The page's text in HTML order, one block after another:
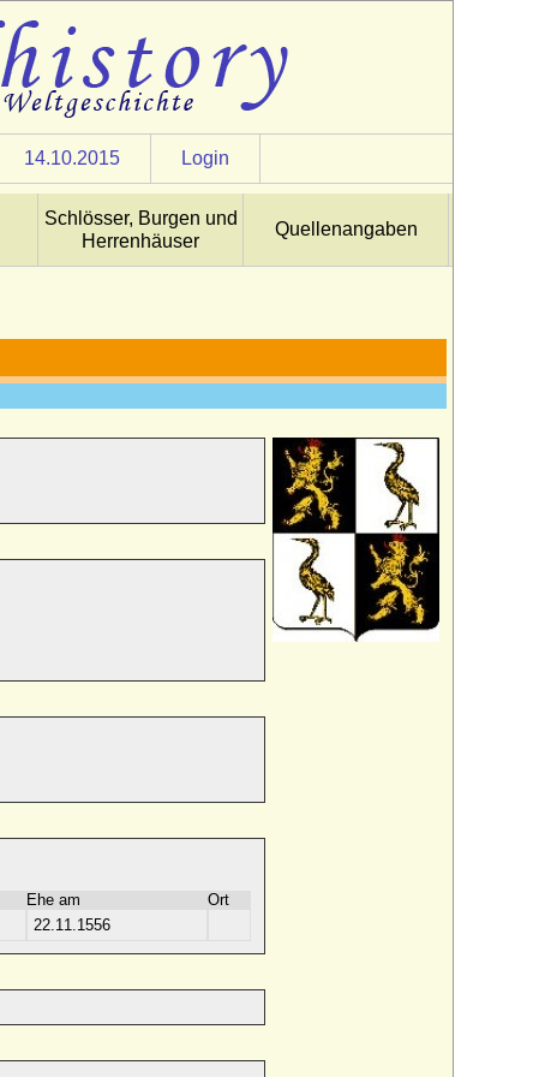
14.10.2015 Login
Schlösser, Burgen und
Herrenhäuser
Quellenangaben
Ehe am
Ort
22.11.1556